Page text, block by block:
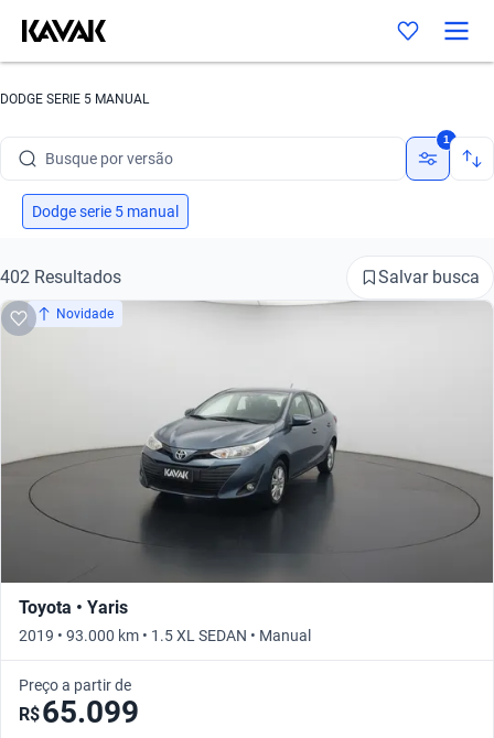
DODGE SERIE 5 MANUAL
Busque por marca
Busque por versão
Busque por ano
Busque por modelo
1
Dodge serie 5 manual
402 Resultados Salvar busca
Novidade
Toyota • Yaris
2019 • 93.000 km • 1.5 XL SEDAN • Manual
Preço a partir de
R$65.099